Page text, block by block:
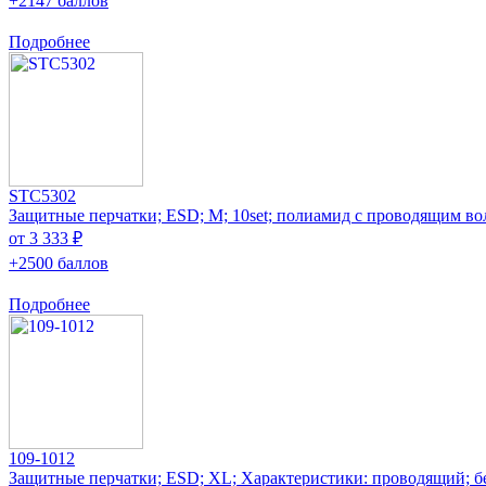
Подробнее
STC5302
Защитные перчатки; ESD; M; 10set; полиамид с проводящим
от 3 333 ₽
+2500 баллов
Подробнее
109-1012
Защитные перчатки; ESD; XL; Характеристики: проводящий;